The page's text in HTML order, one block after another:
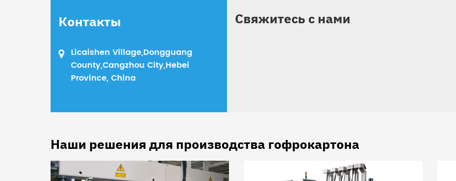
Контакты
Licaishen Village,Dongguang
County,Cangzhou City,Hebei
Province, China
Свяжитесь с нами
Наши решения для производства гофрокартона